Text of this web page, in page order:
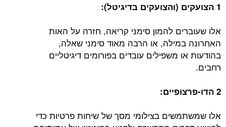
1 הצועקים (והצועקים בדיגיטל):
אלו שעוברים להמון סימני קריאה, חזרה על האות
האחרונה במילה, או הרבה מאוד סימני שאלה,
בהודעות או משפילים עובדים בפורומים דיגיטליים
רחבים.
2 הדו-פרצופיים:
אלו שמשתמשים בצילומי מסך של שיחות פרטיות כדי